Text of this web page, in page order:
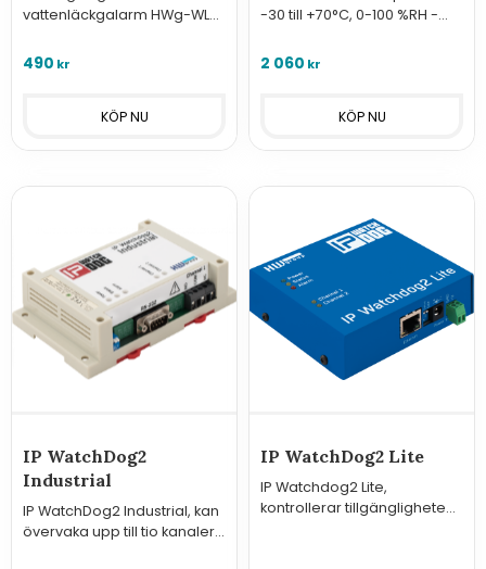
vattenläckgalarm HWg-WLD,
490 kr
-30 till +70°C, 0-100 %RH -
luftfuktighet,atmosfärstryck
2 060 kr
IP WatchDog2
Industrial
IP WatchDog2 Industrial, kan
övervaka upp till tio kanaler
IP WatchDog2 Lite
IP Watchdog2 Lite,
kontrollerar tillgängligheten